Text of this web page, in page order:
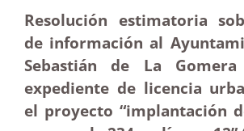
Resolución estimatoria
de información al
Sebastián de La
expediente de licencia
el proyecto “implantación